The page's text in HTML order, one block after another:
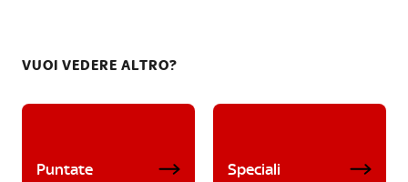
VUOI VEDERE ALTRO?
Puntate Speciali